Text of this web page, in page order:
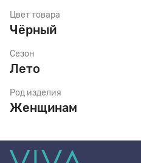
Цвет товара
Чёрный
Сезон
Лето
Род изделия
Женщинам
Стельки
Шнурки
Щетки